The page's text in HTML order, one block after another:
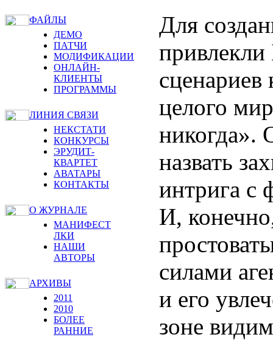
ФАЙЛЫ
ДЕМО
ПАТЧИ
МОДИФИКАЦИИ
ОНЛАЙН-
КЛИЕНТЫ
ПРОГРАММЫ
ЛИНИЯ СВЯЗИ
НЕКСТАТИ
КОНКУРСЫ
ЭРУДИТ-
КВАРТЕТ
АВАТАРЫ
КОНТАКТЫ
О ЖУРНАЛЕ
МАНИФЕСТ
ЛКИ
НАШИ
АВТОРЫ
АРХИВЫ
2011
2010
БОЛЕЕ
РАННИЕ
Для
целого
никогда».
назвать
интрига с
И,
силами
и его
зоне